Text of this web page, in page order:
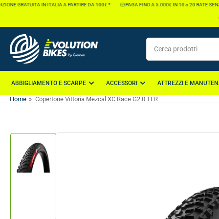
Vai
ai
contenuti
GRATUITA IN ITALIA A PARTIRE DA 100€ * PAGA FINO A 5.000€ IN 10 o 20 RATE
Cerca
prodotti
ABBIGLIAMENTO E SCARPE ACCESSORI ATTREZZI E
Home » Copertone Vittoria Mezcal XC Race G2.0 TLR
Vai
direttamente
alle
informazioni